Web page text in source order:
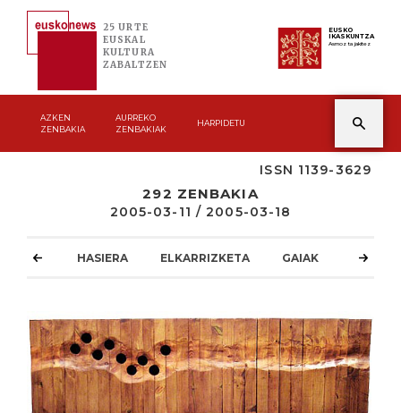
25 URTE
EUSKAL
KULTURA
ZABALTZEN
EUSKO
IKASKUNTZA
Asmoz ta jakitez
AZKEN
ZENBAKIA
AURREKO
ZENBAKIAK
HARPIDETU
ISSN 1139-3629
292 ZENBAKIA
2005-03-11 / 2005-03-18
HASIERA ELKARRIZKETA GAIAK